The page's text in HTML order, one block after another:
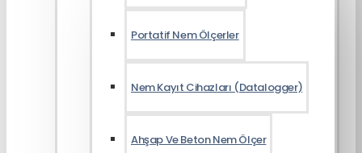
Portatif Nem Ölçerler
Nem Kayıt Cihazları (Datalogger)
Ahşap Ve Beton Nem Ölçer